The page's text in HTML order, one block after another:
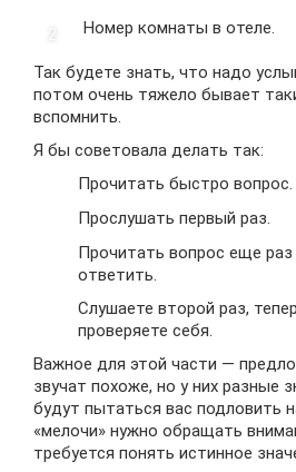
Номер комнаты в отеле.
Так будете знать, что надо
потом очень тяжело бывает
вспомнить.
Я бы советовала делать так:
Прочитать быстро вопрос.
Прослушать первый раз.
Прочитать вопрос еще
ответить.
Слушаете второй раз,
проверяете себя.
Важное для этой части —
звучат похоже, но у них разные
будут пытаться вас подловить
«мелочи» нужно обращать
требуется понять истинное